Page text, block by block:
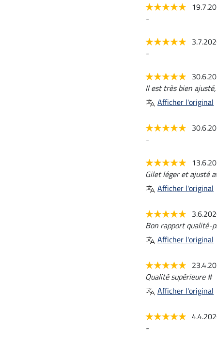
-
-
Il est très bien
Afficher l'original
-
Gilet léger et ajusté
Afficher l'original
Bon rapport qualité-
Afficher l'original
Qualité supérieure #
Afficher l'original
-